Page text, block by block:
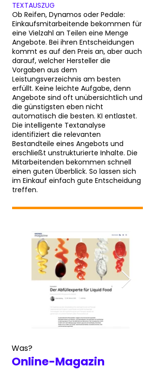
TEXTAUSZUG
Ob Reifen, Dynamos oder Pedale:
Einkaufsmitarbeitende bekommen für
eine Vielzahl an Teilen eine Menge
Angebote. Bei ihren Entscheidungen
kommt es auf den Preis an, aber auch
darauf, welcher Hersteller die
Vorgaben aus dem
Leistungsverzeichnis am besten
erfüllt. Keine leichte Aufgabe, denn
Angebote sind oft unübersichtlich und
die günstigsten eben nicht
automatisch die besten. KI entlastet.
Die intelligente Textanalyse
identifiziert die relevanten
Bestandteile eines Angebots und
erschließt unstrukturierte Inhalte. Die
Mitarbeitenden bekommen schnell
einen guten Überblick. So lassen sich
im Einkauf einfach gute Entscheidung
treffen.
Was?
Online-Magazin